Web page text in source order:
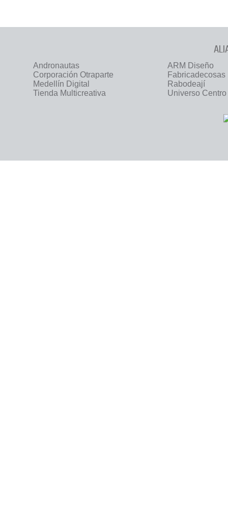
Andronautas
ARM Diseño
Corporación Otraparte
Fabricadecosas
Medellín Digital
Rabodeají
Tienda Multicreativa
Universo Centro